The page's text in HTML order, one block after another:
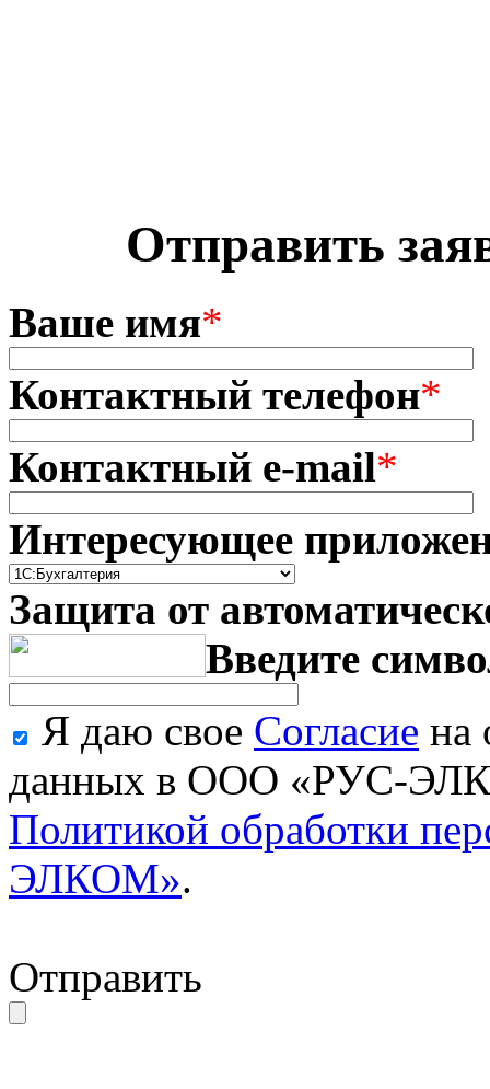
Отправить
Ваше имя*
Контактный телефон*
Контактный e-mail*
Интересующее
Защита от
Введите
Я даю свое Согласие на
данных в ООО «РУС-
Политикой обработки
ЭЛКОМ».
Отправить